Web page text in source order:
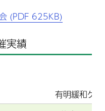
(PDF 625KB)
実績
有明緩和ケ